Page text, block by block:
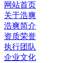
网站首页
关于浩爽
浩爽简介
资质荣誉
执行团队
企业文化